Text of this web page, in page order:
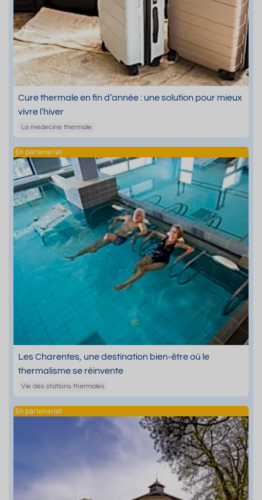
Cure thermale en fin d’année : une solution pour mieux
vivre l’hiver
La médecine thermale
Les Charentes, une destination bien-être où le
thermalisme se réinvente
Vie des stations thermales